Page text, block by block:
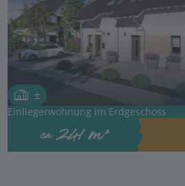
Einliegerwohnung im Erdgeschoss
ca.241 m²